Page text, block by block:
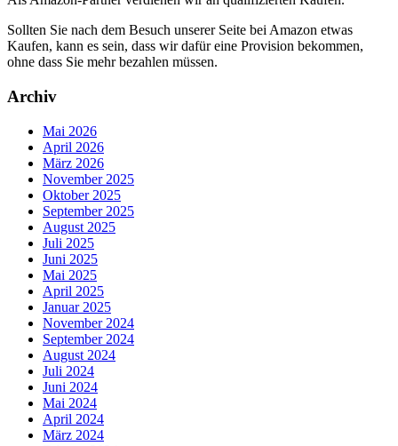
Sollten Sie nach dem Besuch unserer Seite bei Amazon etwas
Kaufen, kann es sein, dass wir dafür eine Provision bekommen,
ohne dass Sie mehr bezahlen müssen.
Archiv
Mai 2026
April 2026
März 2026
November 2025
Oktober 2025
September 2025
August 2025
Juli 2025
Juni 2025
Mai 2025
April 2025
Januar 2025
November 2024
September 2024
August 2024
Juli 2024
Juni 2024
Mai 2024
April 2024
März 2024